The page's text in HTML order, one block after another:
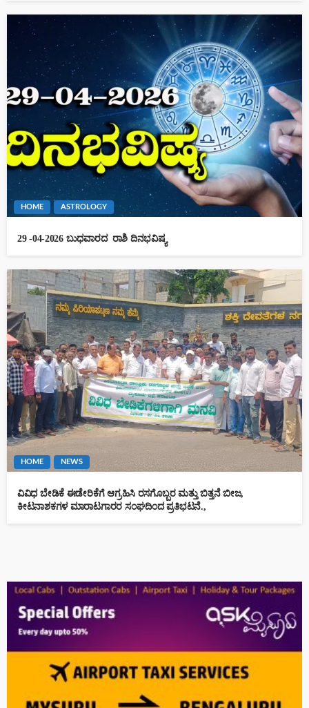
HOME ASTROLOGY
29 -04-2026 ಬುಧವಾರದ ರಾಶಿ ದಿನಭವಿಷ್ಯ
HOME NEWS
ವಿವಿಧ ಬೇಡಿಕೆ ಈಡೇರಿಕೆಗೆ ಆಗ್ರಹಿಸಿ ರಸಗೊಬ್ಬರ ಮತ್ತು ಬಿತ್ತನೆ ಬೀಜ,
ಕೀಟನಾಶಕಗಳ ಮಾರಾಟಗಾರರ ಸಂಘದಿಂದ ಪ್ರತಿಭಟನೆ.,